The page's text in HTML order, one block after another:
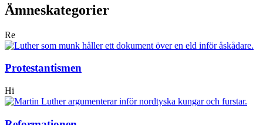
Ämneskategorier
Re
Protestantismen
Hi